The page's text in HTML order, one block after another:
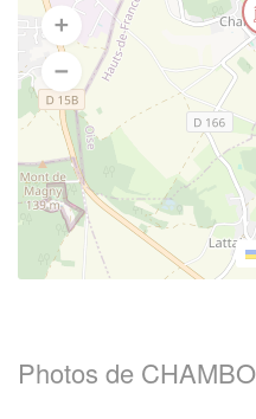
Photos de